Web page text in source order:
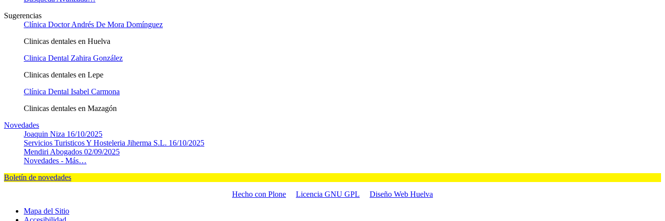
Sugerencias
Clínica Doctor Andrés De Mora Domínguez
Clinicas dentales en Huelva
Clinica Dental Zahira González
Clinicas dentales en Lepe
Clínica Dental Isabel Carmona
Clinicas dentales en Mazagón
Novedades
Joaquin Niza 16/10/2025
Servicios Turisticos Y Hosteleria Jiherma S.L. 16/10/2025
Mendiri Abogados 02/09/2025
Novedades - Más…
Boletín de novedades
Hecho con Plone
Licencia GNU GPL
Diseño Web Huelva
Mapa del Sitio